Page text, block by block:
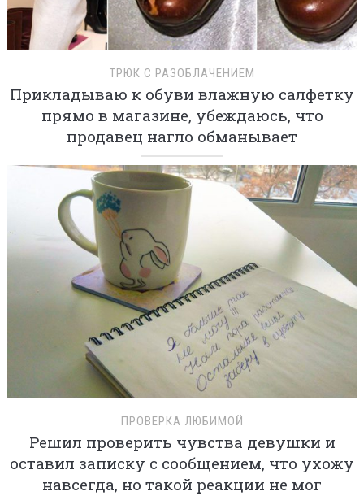
ТРЮК С РАЗОБЛАЧЕНИЕМ
Прикладываю к обуви влажную салфетку
прямо в магазине, убеждаюсь, что
продавец нагло обманывает
ПРОВЕРКА ЛЮБИМОЙ
Решил проверить чувства девушки и
оставил записку с сообщением, что ухожу
навсегда, но такой реакции не мог